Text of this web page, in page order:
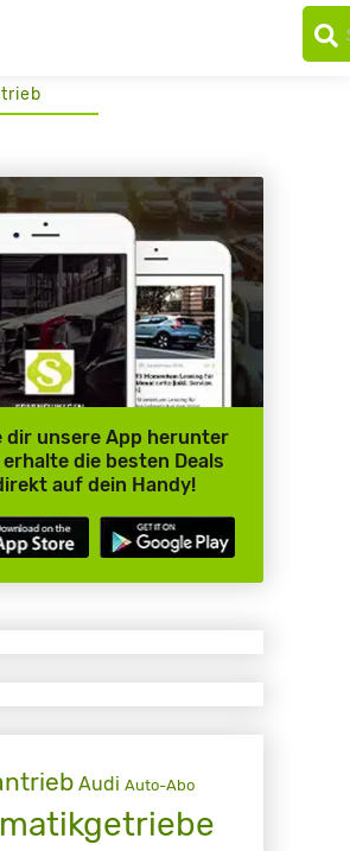
dir unsere App herunter
die besten Deals
auf dein Handy!
Audi Auto-Abo